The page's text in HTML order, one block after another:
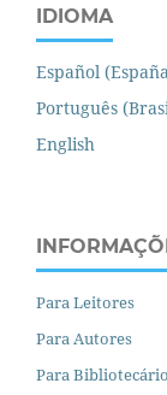
IDIOMA
Español
Português
English
Para Leitores
Para Autores
Para